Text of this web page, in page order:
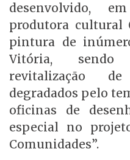
desenvolvido,
produtora cultural
pintura de
Vitória, sendo
revitalização
degradados pelo
oficinas de
especial no
Comunidades”.